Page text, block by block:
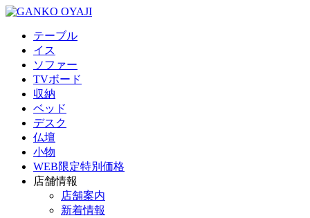
テーブル
イス
ソファー
TVボード
収納
ベッド
デスク
仏壇
小物
WEB限定特別価格
店舗情報
店舗案内
新着情報